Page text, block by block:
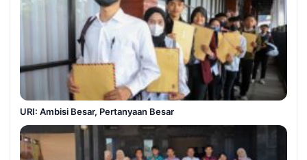
URI: Ambisi Besar, Pertanyaan Besar